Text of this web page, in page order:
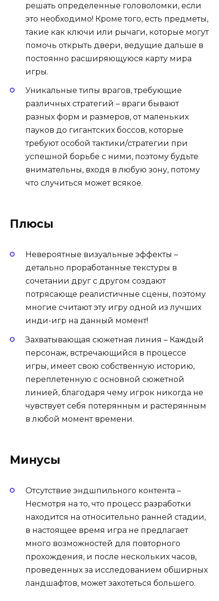
решать определенные головоломки, если
это необходимо! Кроме того, есть предметы,
такие как ключи или рычаги, которые могут
помочь открыть двери, ведущие дальше в
постоянно расширяющуюся карту мира
игры.
Уникальные типы врагов, требующие
различных стратегий – враги бывают
разных форм и размеров, от маленьких
пауков до гигантских боссов, которые
требуют особой тактики/стратегии при
успешной борьбе с ними, поэтому будьте
внимательны, входя в любую зону, потому
что случиться может всякое.
Плюсы
Невероятные визуальные эффекты –
детально проработанные текстуры в
сочетании друг с другом создают
потрясающе реалистичные сцены, поэтому
многие считают эту игру одной из лучших
инди-игр на данный момент!
Захватывающая сюжетная линия – Каждый
персонаж, встречающийся в процессе
игры, имеет свою собственную историю,
переплетенную с основной сюжетной
линией, благодаря чему игрок никогда не
чувствует себя потерянным и растерянным
в любой момент времени.
Минусы
Отсутствие эндшпильного контента –
Несмотря на то, что процесс разработки
находится на относительно ранней стадии,
в настоящее время игра не предлагает
много возможностей для повторного
прохождения, и после нескольких часов,
проведенных за исследованием обширных
ландшафтов, может захотеться большего.